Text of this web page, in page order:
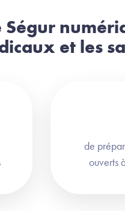
Ségur
et les
de
ouverts